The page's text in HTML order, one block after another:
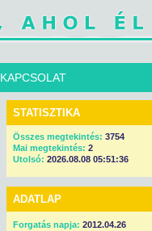
KAPCSOLAT
STATISZTIKA
Összes megtekintés: 3754
Mai megtekintés: 2
Utolsó: 2026.08.08 05:51:36
ADATLAP
Forgatás napja: 2012.04.26